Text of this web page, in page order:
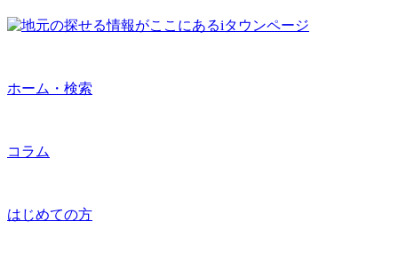
ホーム・検索
コラム
はじめての方